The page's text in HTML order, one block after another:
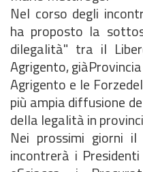
Nel corso degli
ha proposto la
dilegalità" tra il
Agrigento,
Agrigento e le
più ampia diffusione
della legalità in
Nei prossimi giorni il
incontrerà i